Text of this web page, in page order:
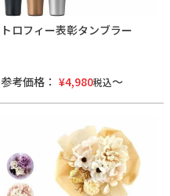
トロフィー表彰タンブラー
参考価格： ¥4,980税込